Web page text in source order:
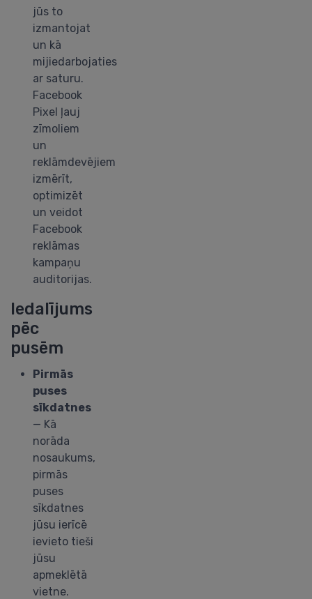
jūs to
izmantojat
un kā
mijiedarbojaties
ar saturu.
Facebook
Pixel ļauj
zīmoliem
un
reklāmdevējiem
izmērīt,
optimizēt
un veidot
Facebook
reklāmas
kampaņu
auditorijas.
Iedalījums
pēc
pusēm
Pirmās
puses
sīkdatnes
— Kā
norāda
nosaukums,
pirmās
puses
sīkdatnes
jūsu ierīcē
ievieto tieši
jūsu
apmeklētā
vietne.